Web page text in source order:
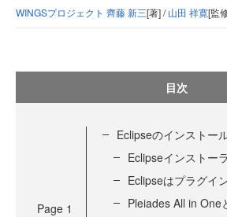
WINGSプロジェクト 齊藤 新三[著] /山田 祥寛[監
目次
Page 1
Eclipseのインストー
Eclipseインストー
Eclipseはプラグイ
Pleiades All in One